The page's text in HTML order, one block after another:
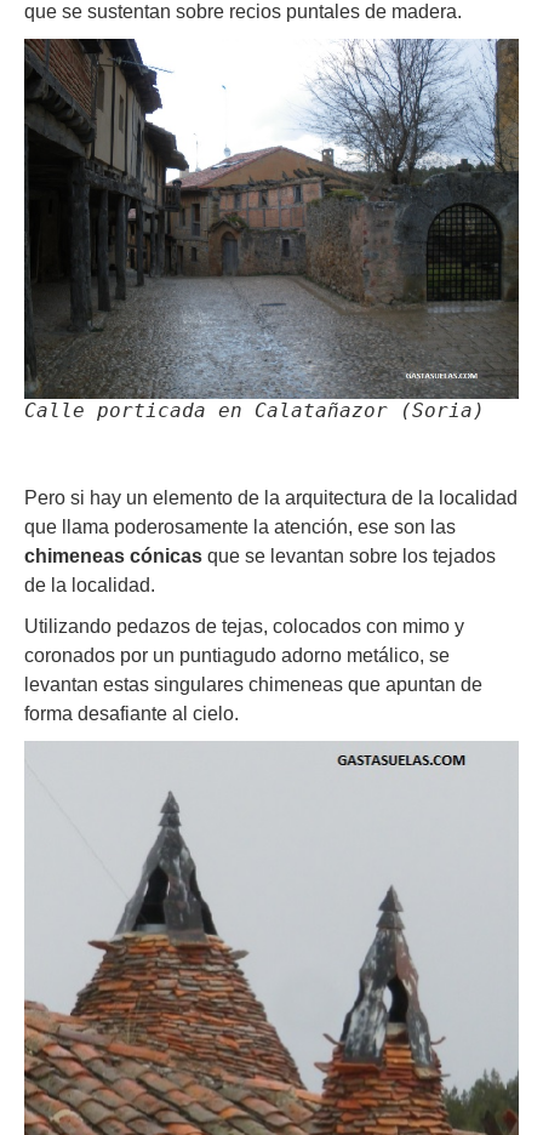
que se sustentan sobre recios puntales de madera.
Calle porticada en Calatañazor (Soria)
Pero si hay un elemento de la arquitectura de la localidad
que llama poderosamente la atención, ese son las
chimeneas cónicas que se levantan sobre los tejados
de la localidad.
Utilizando pedazos de tejas, colocados con mimo y
coronados por un puntiagudo adorno metálico, se
levantan estas singulares chimeneas que apuntan de
forma desafiante al cielo.